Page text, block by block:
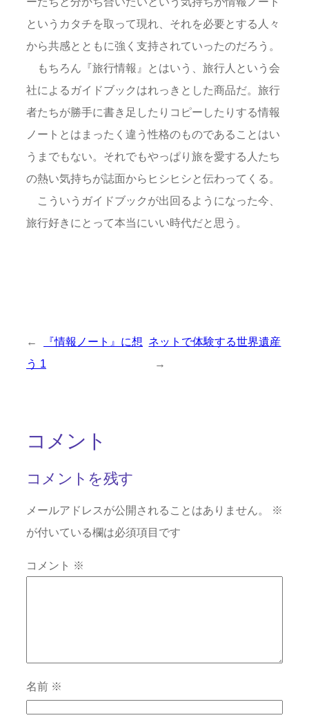
というカタチを取って現れ、それを必要とする人々
から共感とともに強く支持されていったのだろう。
もちろん『旅行情報』とはいう、旅行人という会
社によるガイドブックはれっきとした商品だ。旅行
者たちが勝手に書き足したりコピーしたりする情報
ノートとはまったく違う性格のものであることはい
うまでもない。それでもやっぱり旅を愛する人たち
の熱い気持ちが誌面からヒシヒシと伝わってくる。
こういうガイドブックが出回るようになった今、
旅行好きにとって本当にいい時代だと思う。
←
『情報ノート』に想
う 1
ネットで体験する世界遺産
→
コメント
コメントを残す
メールアドレスが公開されることはありません。
※
が付いている欄は必須項目です
コメント ※
名前 ※